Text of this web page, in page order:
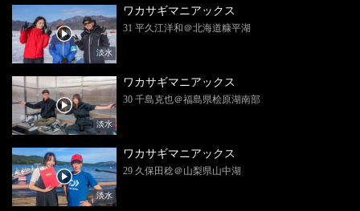
淡水
ワカサギマニアックス
31 平久江洋和＠北海道糠平湖
淡水
ワカサギマニアックス
30 千島克也＠福島県桧原湖南部
淡水
ワカサギマニアックス
29 久保田稔＠山梨県山中湖